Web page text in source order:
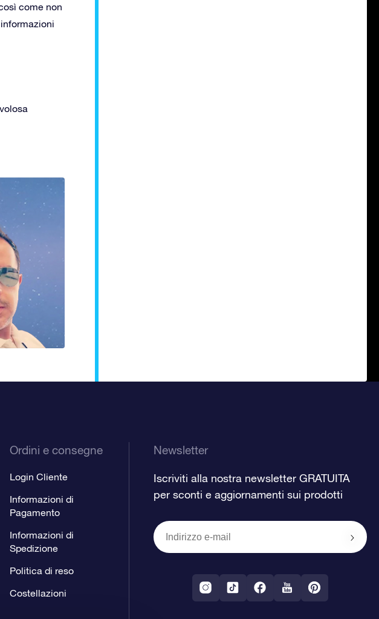
come non
Ordini e consegne
Login Cliente
Informazioni di
Pagamento
Informazioni di
Spedizione
Politica di reso
Costellazioni
Newsletter
Iscriviti alla nostra newsletter GRATUITA
per sconti e aggiornamenti sui prodotti